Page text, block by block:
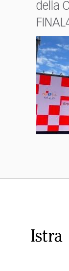
della